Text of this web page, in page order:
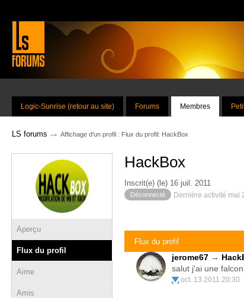
Logic-Sunrise (retour au site) Forums Membres
LS forums → Affichage d'un profil : Flux du profil: HackBox
Aperçu
Flux du profil
Aime
Amis
HackBox
Inscrit(e) (le) 16 juil. 2011
Déconnecté Dernière activité mai
Flux du profil
jerome67 →
salut j'ai une
oct. 13 2011 20:30